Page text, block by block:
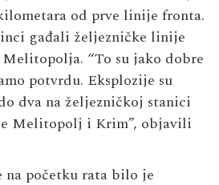
od prve linije fronta.
gađali željezničke linije
“To su jako dobre
potvrdu. Eksplozije su
dva na željezničkoj stanici
Melitopolj i Krim”, objavili
na početku rata bilo je